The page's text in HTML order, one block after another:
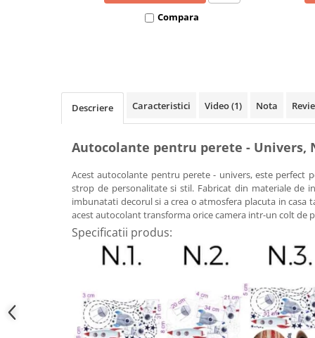
Propuneri Cadou
Produse Sub 50 Lei
Compara
Descriere Caracteristici Video(1) Nota
Autocolante pentru perete - Univers,
Acest autocolante pentru perete - univers, este perfect
strop de personalitate si stil. Fabricat din materiale de
imbunatati decorul si a crea o atmosfera placuta in casa
acest autocolant transforma orice camera intr-un colt de
Specificatii produs: